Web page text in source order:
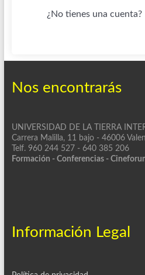
¿No tienes una cuenta?
Nos encontrarás
UNIVERSIDAD DE LA TIERRA
Carrera Malilla, 11 bajo - 46006
Telf. 960 244 527 - 640 385 206
Formación - Conferencias -
Información Legal